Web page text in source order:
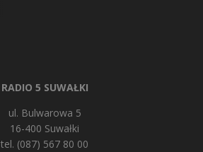
RADIO 5 SUWAŁKI
ul. Bulwarowa 5
16-400 Suwałki
tel. (087) 567 80 00